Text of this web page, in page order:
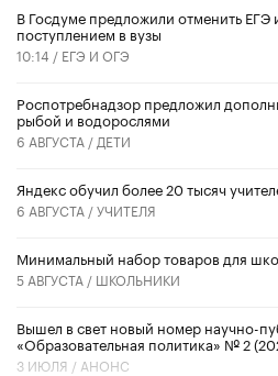
В Госдуме предложили отменить ЕГЭ
поступлением в вузы
10:14 / ЕГЭ И ОГЭ
Роспотребнадзор предложил
рыбой и водорослями
6 АВГУСТА / ДЕТИ
​Яндекс обучил более 20 тысяч
6 АВГУСТА /УЧИТЕЛЯ
Минимальный набор товаров для
5 АВГУСТА / ШКОЛЬНИКИ
Вышел в свет новый номер научно-
«Образовательная политика» № 2
3 ИЮЛЯ / АНОНС